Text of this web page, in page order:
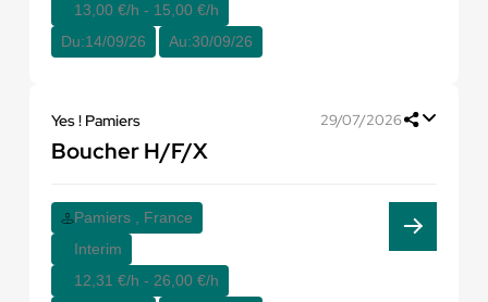
13,00 €/h - 15,00 €/h
Du:14/09/26 Au:30/09/26
Yes ! Pamiers 29/07/2026
Boucher H/F/X
Pamiers , France
Interim
12,31 €/h - 26,00 €/h